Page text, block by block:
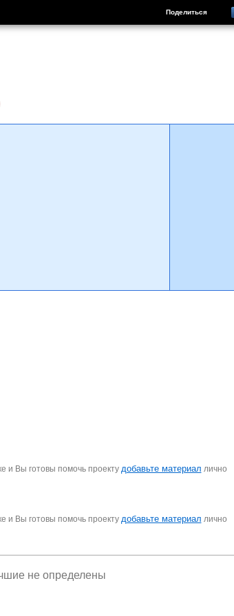
Поделиться
и Вы готовы помочь проекту добавьте материал лично
и Вы готовы помочь проекту добавьте материал лично
не определены